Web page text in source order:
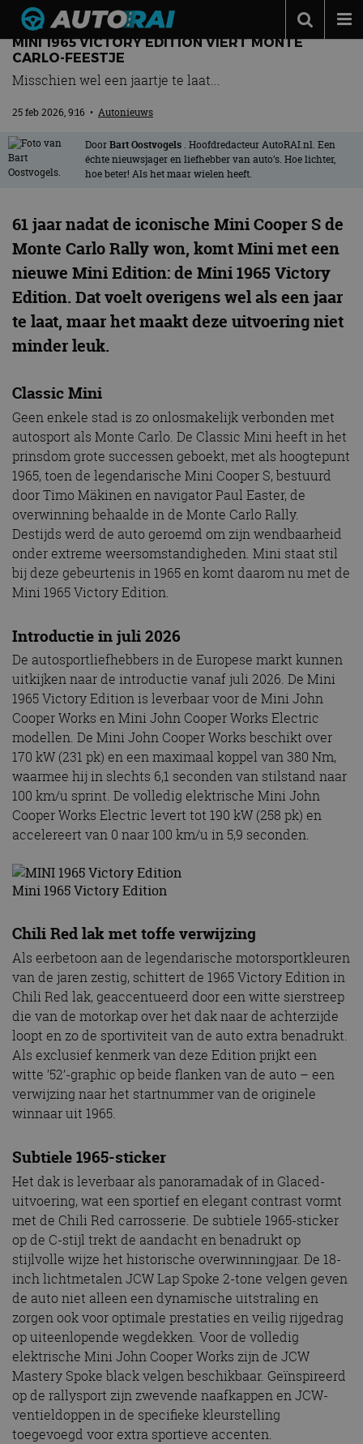
Autonieuws
Podcast
Autotests
Automerken
Adverteren
MotorRAI.nl
MINI 1965 VICTORY EDITION VIERT MONTE
CARLO-FEESTJE
Misschien wel een jaartje te laat...
25 feb 2026, 9:16 • Autonieuws
DoorBart Oostvogels . Hoofdredacteur AutoRAI.nl. Een
échte nieuwsjager en liefhebber van auto’s. Hoe lichter,
hoe beter! Als het maar wielen heeft.
61 jaar nadat de iconische Mini Cooper S de
Monte Carlo Rally won, komt Mini met een
nieuwe Mini Edition: de Mini 1965 Victory
Edition. Dat voelt overigens wel als een jaar
te laat, maar het maakt deze uitvoering niet
minder leuk.
Classic Mini
Geen enkele stad is zo onlosmakelijk verbonden met
autosport als Monte Carlo. De Classic Mini heeft in het
prinsdom grote successen geboekt, met als hoogtepunt
1965, toen de legendarische Mini Cooper S, bestuurd
door Timo Mäkinen en navigator Paul Easter, de
overwinning behaalde in de Monte Carlo Rally.
Destijds werd de auto geroemd om zijn wendbaarheid
onder extreme weersomstandigheden. Mini staat stil
bij deze gebeurtenis in 1965 en komt daarom nu met de
Mini 1965 Victory Edition.
Introductie in juli 2026
De autosportliefhebbers in de Europese markt kunnen
uitkijken naar de introductie vanaf juli 2026. De Mini
1965 Victory Edition is leverbaar voor de Mini John
Cooper Works en Mini John Cooper Works Electric
modellen. De Mini John Cooper Works beschikt over
170 kW (231 pk) en een maximaal koppel van 380 Nm,
waarmee hij in slechts 6,1 seconden van stilstand naar
100 km/u sprint. De volledig elektrische Mini John
Cooper Works Electric levert tot 190 kW (258 pk) en
accelereert van 0 naar 100 km/u in 5,9 seconden.
Mini 1965 Victory Edition
Chili Red lak met toffe verwijzing
Als eerbetoon aan de legendarische motorsportkleuren
van de jaren zestig, schittert de 1965 Victory Edition in
Chili Red lak, geaccentueerd door een witte sierstreep
die van de motorkap over het dak naar de achterzijde
loopt en zo de sportiviteit van de auto extra benadrukt.
Als exclusief kenmerk van deze Edition prijkt een
witte ’52’-graphic op beide flanken van de auto – een
verwijzing naar het startnummer van de originele
winnaar uit 1965.
Subtiele 1965-sticker
Het dak is leverbaar als panoramadak of in Glaced-
uitvoering, wat een sportief en elegant contrast vormt
met de Chili Red carrosserie. De subtiele 1965-sticker
op de C-stijl trekt de aandacht en benadrukt op
stijlvolle wijze het historische overwinningjaar. De 18-
inch lichtmetalen JCW Lap Spoke 2-tone velgen geven
de auto niet alleen een dynamische uitstraling en
zorgen ook voor optimale prestaties en veilig rijgedrag
op uiteenlopende wegdekken. Voor de volledig
elektrische Mini John Cooper Works zijn de JCW
Mastery Spoke black velgen beschikbaar. Geïnspireerd
op de rallysport zijn zwevende naafkappen en JCW-
ventieldoppen in de specifieke kleurstelling
toegevoegd voor extra sportieve accenten.